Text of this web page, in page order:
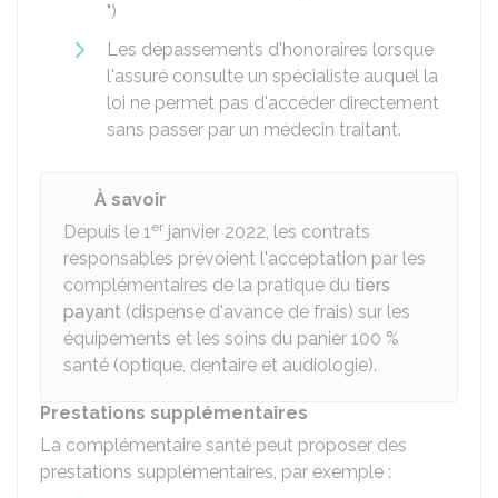
")
Les dépassements d'honoraires lorsque
l'assuré consulte un spécialiste auquel la
loi ne permet pas d'accéder directement
sans passer par un médecin traitant.
À savoir
Depuis le 1er janvier 2022, les contrats
responsables prévoient l'acceptation par les
complémentaires de la pratique du tiers
payant (dispense d'avance de frais) sur les
équipements et les soins du panier 100 %
santé (optique, dentaire et audiologie).
Prestations supplémentaires
La complémentaire santé peut proposer des
prestations supplémentaires, par exemple :